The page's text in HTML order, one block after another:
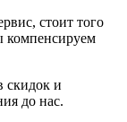
стоит того
компенсируем
скидок и
до нас.